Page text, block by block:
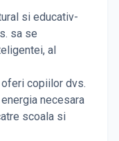
si educativ-
sa se
al
oferi copiilor dvs.
necesara
scoala si